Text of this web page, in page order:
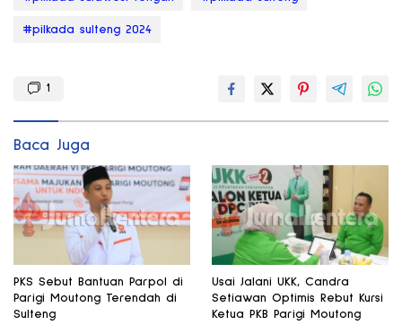
#pilkada sulteng 2024
1
Baca Juga
PKS Sebut Bantuan Parpol di
Parigi Moutong Terendah di
Sulteng
Usai Jalani UKK, Candra
Setiawan Optimis Rebut Kursi
Ketua PKB Parigi Moutong